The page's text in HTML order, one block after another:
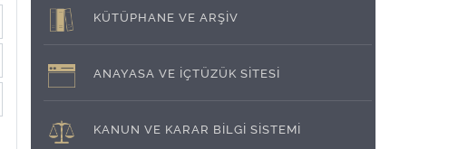
KÜTÜPHANE VE ARŞİV
ANAYASA VE İÇTÜZÜK SİTESİ
KANUN VE KARAR BİLGİ SİSTEMİ